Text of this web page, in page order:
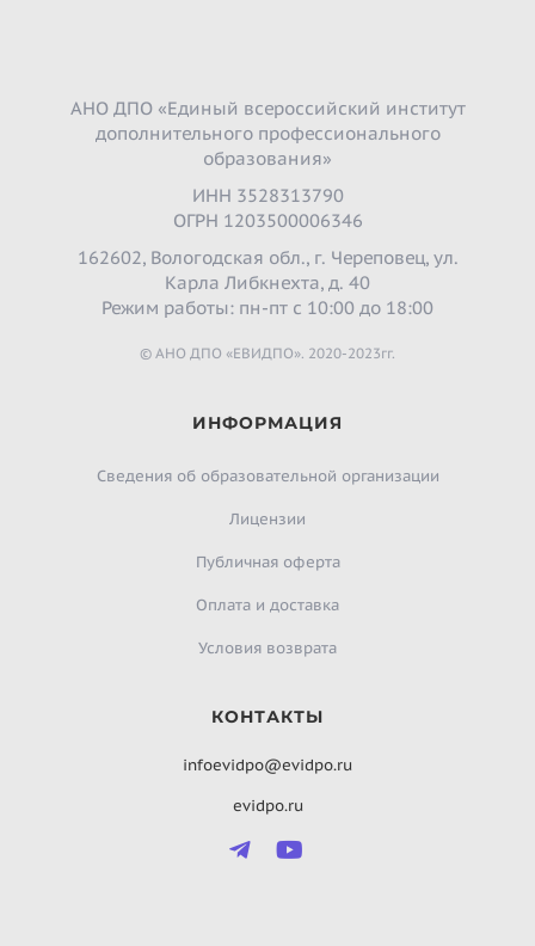
АНО ДПО «Единый всероссийский институт
дополнительного профессионального
образования»
ИНН 3528313790
ОГРН 1203500006346
162602, Вологодская обл., г. Череповец, ул.
Карла Либкнехта, д. 40
Режим работы: пн-пт с 10:00 до 18:00
© АНО ДПО «ЕВИДПО». 2020-2023гг.
ИНФОРМАЦИЯ
Сведения об образовательной организации
Лицензии
Публичная оферта
Оплата и доставка
Условия возврата
КОНТАКТЫ
infoevidpo@evidpo.ru
evidpo.ru